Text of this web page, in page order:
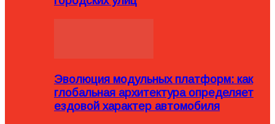
Эволюция модульных платформ: как
глобальная архитектура определяет
ездовой характер автомобиля